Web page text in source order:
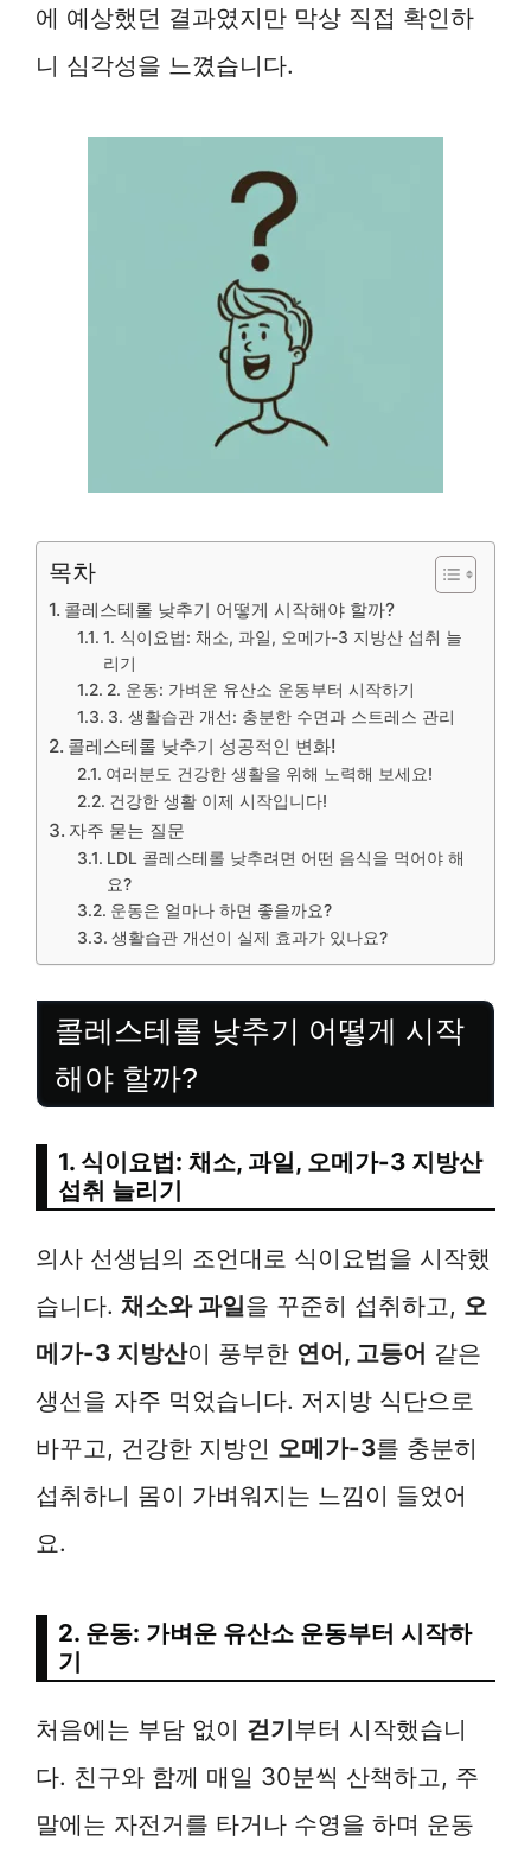
에 예상했던 결과였지만 막상 직접 확인하
니 심각성을 느꼈습니다.
목차
콜레스테롤 낮추기 어떻게 시작해야 할까?
1. 식이요법: 채소, 과일, 오메가-3 지방산 섭취 늘
리기
2. 운동: 가벼운 유산소 운동부터 시작하기
3. 생활습관 개선: 충분한 수면과 스트레스 관리
콜레스테롤 낮추기 성공적인 변화!
여러분도 건강한 생활을 위해 노력해 보세요!
건강한 생활 이제 시작입니다!
자주 묻는 질문
LDL 콜레스테롤 낮추려면 어떤 음식을 먹어야 해
요?
운동은 얼마나 하면 좋을까요?
생활습관 개선이 실제 효과가 있나요?
콜레스테롤 낮추기 어떻게 시작
해야 할까?
1. 식이요법: 채소, 과일, 오메가-3 지방산
섭취 늘리기
의사 선생님의 조언대로 식이요법을 시작했
습니다. 채소와 과일을 꾸준히 섭취하고, 오
메가-3 지방산이 풍부한 연어, 고등어 같은
생선을 자주 먹었습니다. 저지방 식단으로
바꾸고, 건강한 지방인 오메가-3를 충분히
섭취하니 몸이 가벼워지는 느낌이 들었어
요.
2. 운동: 가벼운 유산소 운동부터 시작하
기
처음에는 부담 없이 걷기부터 시작했습니
다. 친구와 함께 매일 30분씩 산책하고, 주
말에는 자전거를 타거나 수영을 하며 운동